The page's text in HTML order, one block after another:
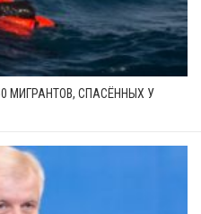
МИГРАНТОВ, СПАСЁННЫХ У